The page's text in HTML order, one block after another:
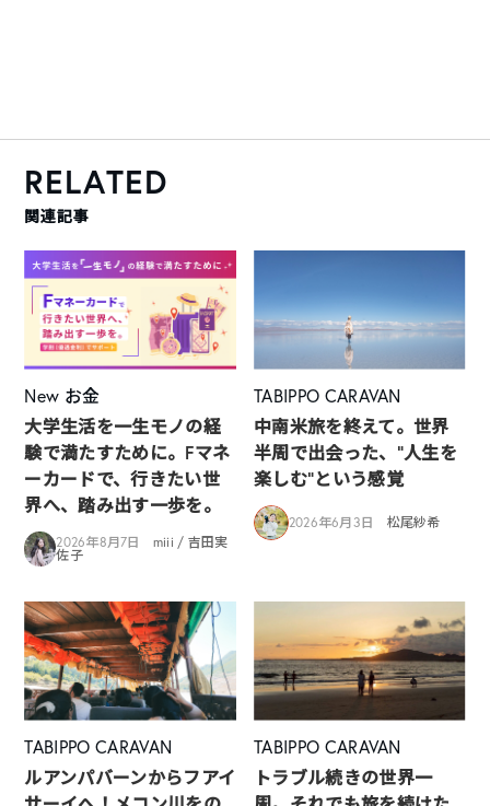
RELATED
関連記事
New お金
大学生活を一生モノの経
験で満たすために。Fマネ
ーカードで、行きたい世
界へ、踏み出す一歩を。
2026年8月7日
miii / 吉田実
佐子
TABIPPO CARAVAN
中南米旅を終えて。世界
半周で出会った、“人生を
楽しむ”という感覚
2026年6月3日 松尾紗希
TABIPPO CARAVAN
ルアンパバーンからフアイ
TABIPPO CARAVAN
トラブル続きの世界一